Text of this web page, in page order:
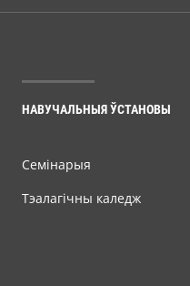
НАВУЧАЛЬНЫЯ ЎСТАНОВЫ
Семiнарыя
Тэалагічны каледж